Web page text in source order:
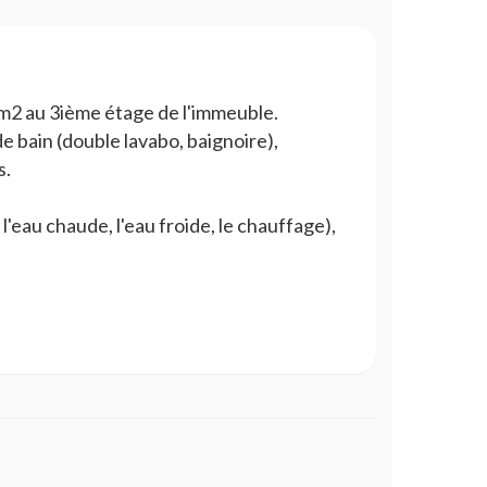
au 3ième étage de l'immeuble.
bain (double lavabo, baignoire),
chaude, l'eau froide, le chauffage),